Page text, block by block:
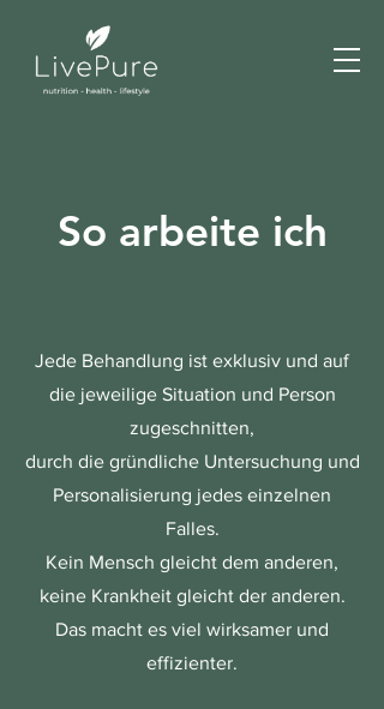
So arbeite ich
Jede Behandlung ist exklusiv und auf
die jeweilige Situation und Person
zugeschnitten,
durch die gründliche Untersuchung und
Personalisierung jedes einzelnen
Falles.
Kein Mensch gleicht dem anderen,
keine Krankheit gleicht der anderen.
Das macht es viel wirksamer und
effizienter.